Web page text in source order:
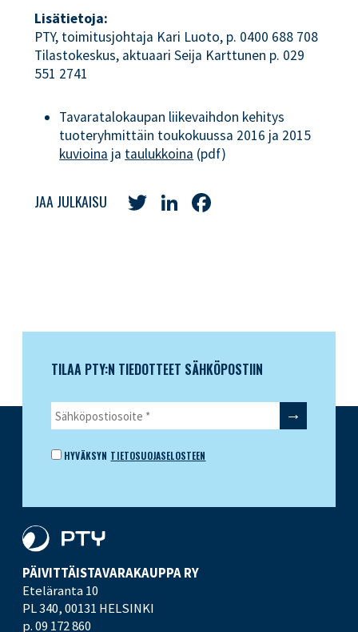
Lisätietoja:
PTY, toimitusjohtaja Kari Luoto, p. 0400 688 708
Tilastokeskus, aktuaari Seija Karttunen p. 029
551 2741
Tavaratalokaupan liikevaihdon kehitys
tuoteryhmittäin toukokuussa 2016 ja 2015
kuvioina ja taulukkoina (pdf)
JAA JULKAISU TwitterLinkedIn
TILAA PTY:N TIEDOTTEET SÄHKÖPOSTIIN
HYVÄKSYN TIETOSUOJASELOSTEEN
PÄIVITTÄISTAVARA­KAUPPA RY
Eteläranta 10
PL 340,00131 HELSINKI
p. 09 172 860